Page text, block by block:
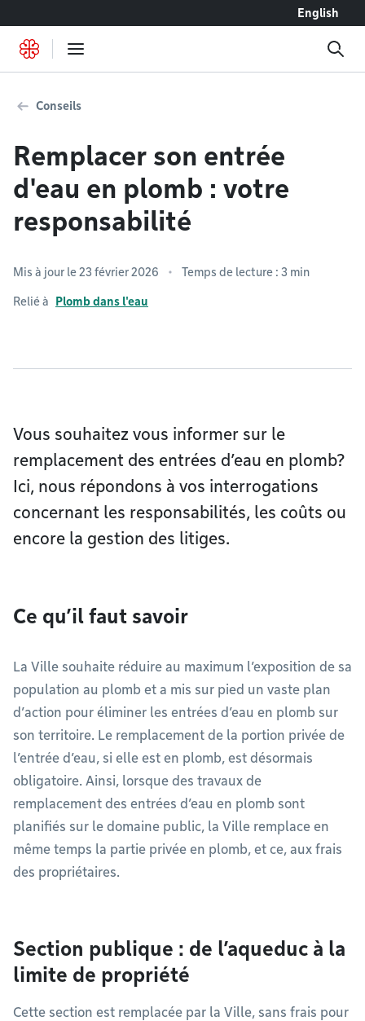
English
Conseils
Remplacer son entrée
d'eau en plomb : votre
responsabilité
Mis à jour le 23 février 2026 Temps de lecture : 3 min
Relié à Plomb dans l'eau
Vous souhaitez vous informer sur le
remplacement des entrées d’eau en plomb?
Ici, nous répondons à vos interrogations
concernant les responsabilités, les coûts ou
encore la gestion des litiges.
Ce qu’il faut savoir
La Ville souhaite réduire au maximum l’exposition de sa
population au plomb et a mis sur pied un vaste plan
d’action pour éliminer les entrées d’eau en plomb sur
son territoire. Le remplacement de la portion privée de
l’entrée d’eau, si elle est en plomb, est désormais
obligatoire. Ainsi, lorsque des travaux de
remplacement des entrées d’eau en plomb sont
planifiés sur le domaine public, la Ville remplace en
même temps la partie privée en plomb, et ce, aux frais
des propriétaires.
Section publique : de l’aqueduc à la
limite de propriété
Cette section est remplacée par la Ville, sans frais pour